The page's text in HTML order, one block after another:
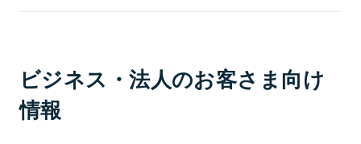
ビジネス・法人のお客さま向け
情報